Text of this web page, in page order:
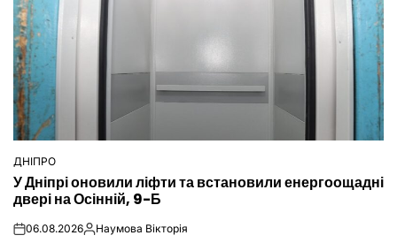
ОПУБЛІКУВАТИ
У
ДНІПРО
У Дніпрі оновили ліфти та встановили енергоощадні
двері на Осінній, 9-Б
on06.08.2026Опубліковано
Наумова Вікторія